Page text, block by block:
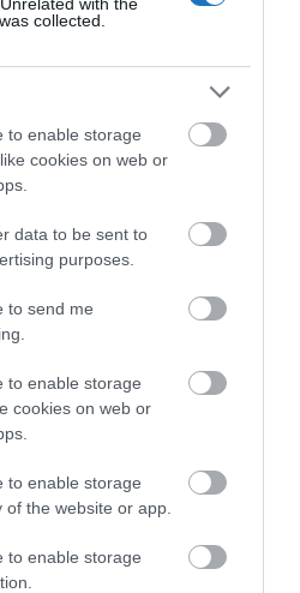
collected.
to enable storage
cookies on web or
data to be sent to
purposes.
to send me
to enable storage
cookies on web or
to enable storage
the website or app.
to enable storage
mennyi most a
jó akciók!
– élmény,
kell hozzá, de a
megér.
stresszes lehet, ha az utas nem
Mi azért dolgozunk, hogy ez az
legyen – így a gazdi és
utazást.